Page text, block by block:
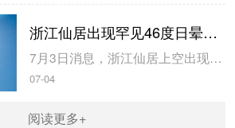
浙江仙居出现罕见46度日晕奇观 网友：太阳像戴了美瞳
7月3日消息，浙江仙居上空出现了少见的46度日晕奇观，日晕晕环半径非常大，边缘呈现出艳丽的彩虹色，整个过程持续了一个小时左右。对此，有网友表示：太阳像戴了美瞳”。据悉，日晕又叫圆虹，一种大气光学现象，是日光通过卷层云时，受到冰晶的折射或反射而形成的。当光线射入卷层云中的冰晶后，经过两次折...
07-04
阅读更多+